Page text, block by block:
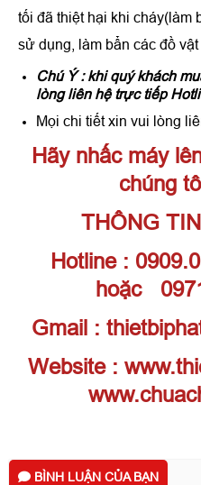
tối đã thiệt hại khi
sử dụng, làm bẩn các đồ vật
Chú Ý : khi quý khách
lòng liên hệ trực tiếp
Mọi chi tiết xin vui lòng
Hãy nhấc máy
chúng
THÔNG
Hotline :
hoặc
Gmail :
Website :
BÌNH LUẬN CỦA BẠN